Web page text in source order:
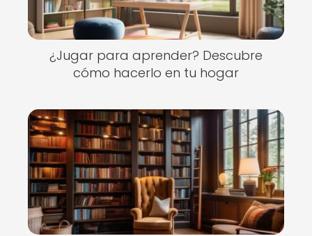
¿Jugar para aprender? Descubre
cómo hacerlo en tu hogar